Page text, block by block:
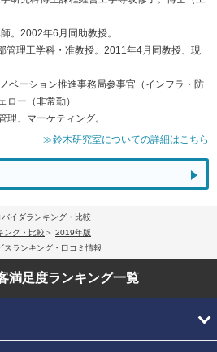
。2002年6月同助教授。
管理工学科・准教授。2011年4月同教授、現
ベーション推進事務局参事官（インフラ・防
ロー（非常勤）
理、マーケティング。
≫鈴木研究室についての詳細はこちら
バイダランキング・比較
ング・比較
2019年版
スランキング・口コミ情報
満足度ランキング一覧